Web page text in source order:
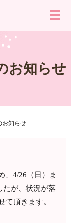
メ
お知らせ
お知らせ
、4/26（日）ま
たが、状況が落
て頂きます。